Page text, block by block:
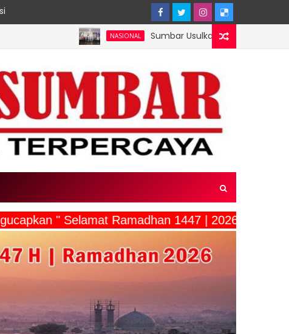
NASIONAL
Sumbar Usulkan Mentawai Jadi Kawasan
" Selamat Ramadhan 1447 | 2026"